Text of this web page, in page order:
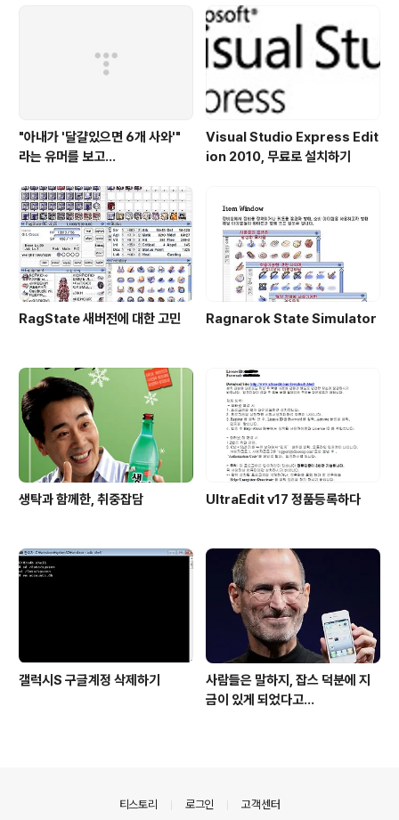
순간이었다. 당시에 KTF향 위성DMB폰이 2~3개 정도 출
시되었으나 반응이 저조하였고, 그런 모델들에 비해서 슬
림슬라이드라는 것을 제외하면 큰 메리트가 없을 뿐 아니
라, 중요한 것은 KTF는 위성DM..
"아내가 '달걀있으면 6개 사와'"
라는 유머를 보고...
Visual Studio Express Edit
ion 2010, 무료로 설치하기
RagState 새버전에 대한 고민 Ragnarok State Simulator
생탁과 함께한, 취중잡담 UltraEdit v17 정품등록하다
갤럭시S 구글계정 삭제하기
사람들은 말하지, 잡스 덕분에 지
금이 있게 되었다고...
티스토리 로그인 고객센터